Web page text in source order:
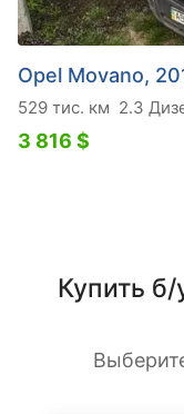
Opel Movano,
529 тис. км 2.3
3 816 $
Купить